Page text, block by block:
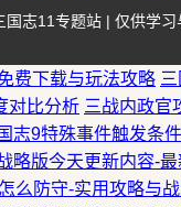
志11专题站 | 仅供学习
费下载与玩法攻略
对比分析 三战内政官
志9特殊事件触发条
略版今天更新内容-
么防守-实用攻略与